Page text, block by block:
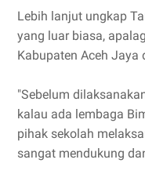
Lebih lanjut ungkap
yang luar biasa,
Kabupaten Aceh Jaya
"Sebelum
kalau ada lembaga
pihak sekolah
sangat mendukung